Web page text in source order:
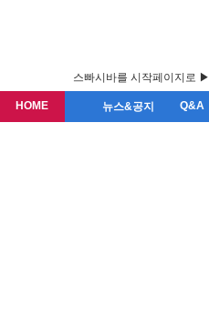
스빠시바를 시작페이지로 ▶
HOME 뉴스&공지 Q&A